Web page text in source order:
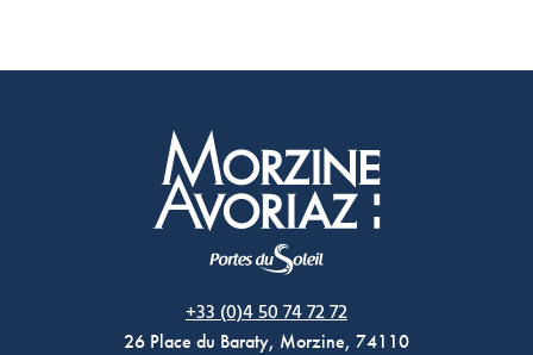
+33 (0)4 50 74 72 72
26 Place du Baraty, Morzine, 74110